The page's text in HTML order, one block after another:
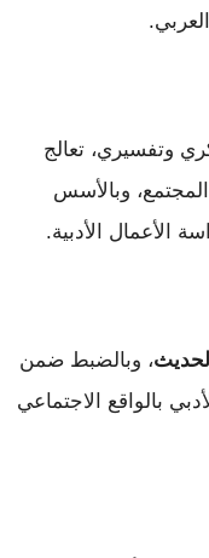
وتفسيري، تعالج
وبالأسس
الأعمال الأدبية.
، وبالضبط ضمن
بالواقع الاجتماعي